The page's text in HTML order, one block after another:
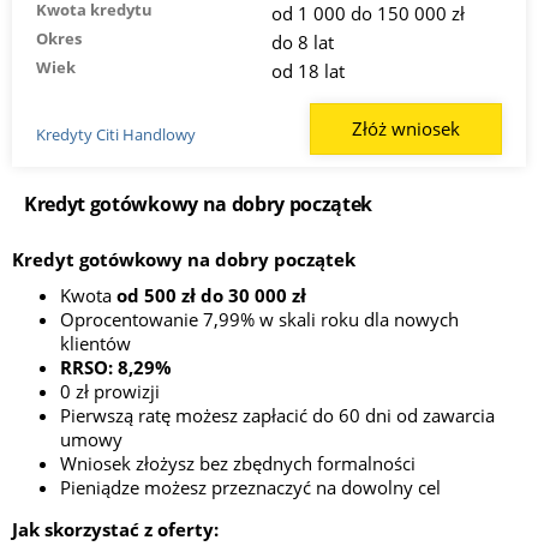
Kwota kredytu od 1 000 do 150 000 zł
Okres do 8 lat
Wiek od 18 lat
Kredyty Citi Handlowy Złóż wniosek
Kredyt gotówkowy na dobry początek
Kredyt gotówkowy na dobry początek
Kwota od 500 zł do 30 000 zł
Oprocentowanie 7,99% w skali roku dla nowych
klientów
RRSO: 8,29%
0 zł prowizji
Pierwszą ratę możesz zapłacić do 60 dni od zawarcia
umowy
Wniosek złożysz bez zbędnych formalności
Pieniądze możesz przeznaczyć na dowolny cel
Jak skorzystać z oferty: